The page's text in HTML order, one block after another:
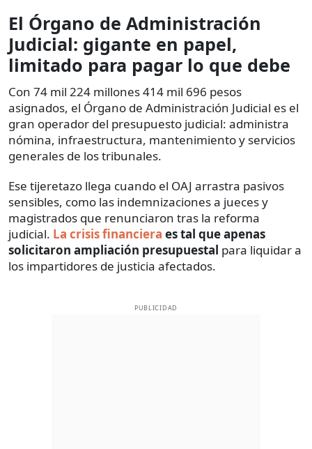
El Órgano de Administración
Judicial: gigante en papel,
limitado para pagar lo que debe
Con 74 mil 224 millones 414 mil 696 pesos
asignados, el Órgano de Administración Judicial es el
gran operador del presupuesto judicial: administra
nómina, infraestructura, mantenimiento y servicios
generales de los tribunales.
Ese tijeretazo llega cuando el OAJ arrastra pasivos
sensibles, como las indemnizaciones a jueces y
magistrados que renunciaron tras la reforma
judicial. La crisis financiera es tal que apenas
solicitaron ampliación presupuestal para liquidar a
los impartidores de justicia afectados.
PUBLICIDAD